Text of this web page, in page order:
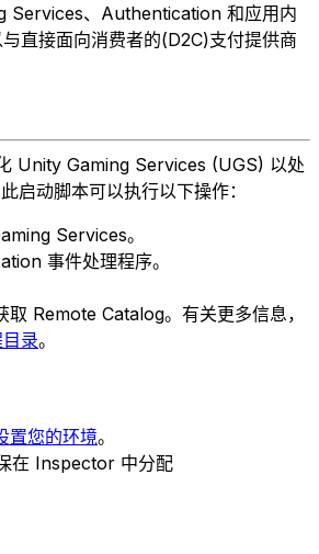
Services、Authentication 和应用内
直接面向消费者的(D2C)支付提供商
Unity Gaming Services (UGS) 以处
启动脚本可以执行以下操作：
Services。
事件处理程序。
Remote Catalog。有关更多信息，
录。
置您的环境。
在 Inspector 中分配